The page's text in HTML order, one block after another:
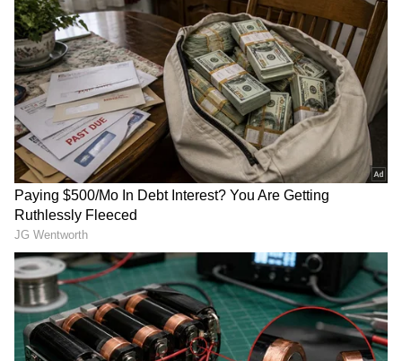
Rain Effect ಕರ್ನಾಟಕದಲ್ಲಿ ಭಾರೀ ಮಳೆ: ಈ ಜಿಲ್ಲೆಗಳಲ್ಲಿ
ಶಾಲೆಗಳಿಗೆ ರಜೆ
ರಂಗನತಿಟ್ಟು ಪಕ್ಷಿಧಾಮದಲ್ಲಿ ಸ್ಪಾಟ್‌ ಬಿಲ್ ಪೆಲಿಕಾನ್
ಪ್ರಭೇದದ ಹಕ್ಕಿಗಳು ಶಾಶ್ವತ ನೆಲೆ ಕಂಡುಕೊಂಡಿವೆ.
ಇದರೊಂದಿಗೆ, ಹಲವು ವಿದೇಶಿ ಪಕ್ಷಿಗಳಾದ ಯುರೇಶಿಯನ್
ಸ್ಪೂನ್ ಬಿಲ್, ಪೆಯಿಂಟೆಡ್ ಸ್ಟೋರ್ಕ್, ನೈಟ್ ಹೇರಾನ್,
ಓಪನ್ ಬಿಲ್ ಸ್ಟೋರ್ಕ್, ಬ್ಲಾಕ್ ಹಡೆಡ್ ವೈಟ್ ಹೈಬೀಸ್,
ಕಾರ್ಮೊರೆಂಟ್ ಹಾಗೂ ಸರಿಸೃಪಗಳಾದ ಮಾರ್ಷ್ ತಳಿಯ
RECOMMENDED STORIES